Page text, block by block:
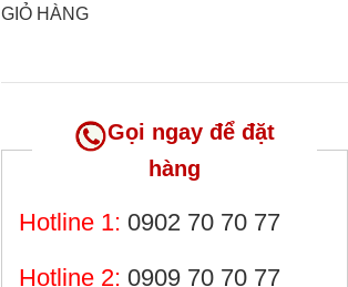
GIỎ HÀNG
Gọi ngay để đặt
hàng
Hotline 1: 0902 70 70 77
Hotline 2: 0909 70 70 77